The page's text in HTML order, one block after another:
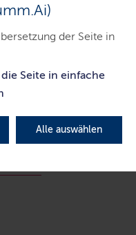
der Seite in
Seite in einfache
Alle auswählen
den verschiedenen